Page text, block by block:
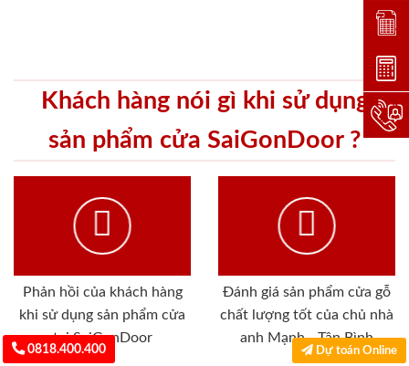
Khách hàng nói gì khi sử dụng
sản phẩm cửa SaiGonDoor ?
Phản hồi của khách hàng
khi sử dụng sản phẩm cửa
tại SaiGonDoor
Đánh giá sản phẩm cửa gỗ
chất lượng tốt của chủ nhà
anh Mạnh - Tân Bình
0818.400.400 Dự toán Online
Đặt
Dự